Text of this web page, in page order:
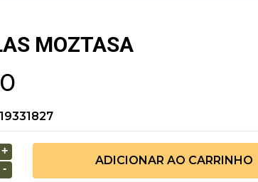
MOZTASA
+
-